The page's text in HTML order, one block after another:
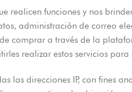
realicen funciones y nos
administración de correo
comprar a través de la
realizar estos servicios para
las direcciones IP, con fines